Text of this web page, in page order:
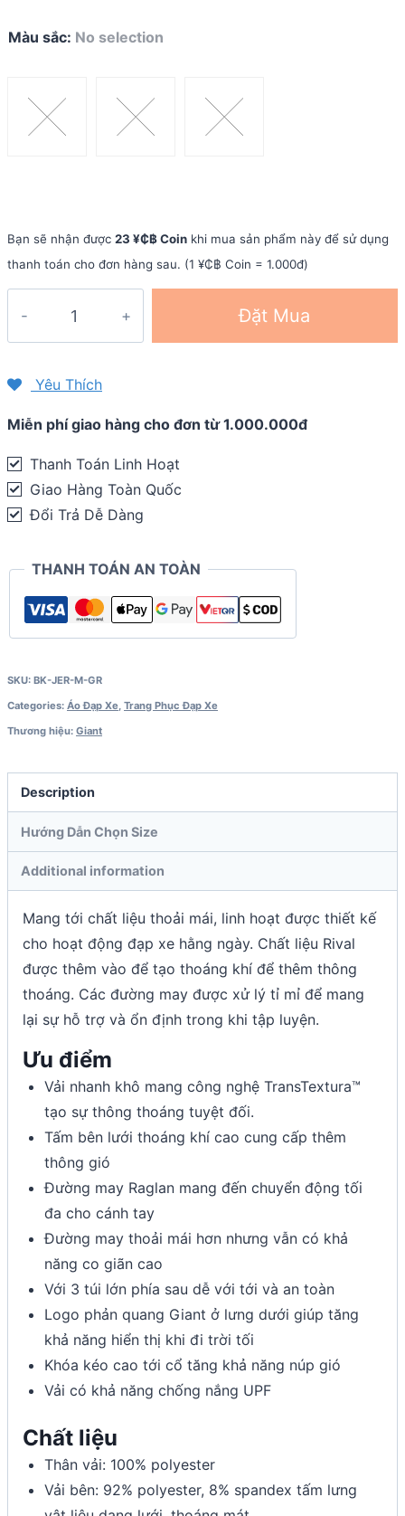
Màu sắc: No selection
Bạn sẽ nhận được 23 ¥₵฿ Coin khi mua sản phẩm này để sử dụng
thanh toán cho đơn hàng sau. (1 ¥₵฿ Coin = 1.000đ)
nam
ngắn
Giant
Jersey
Rival
Đặt Mua
Yêu Thích
Miễn phí giao hàng cho đơn từ 1.000.000đ
Thanh Toán Linh Hoạt
Giao Hàng Toàn Quốc
Đổi Trả Dễ Dàng
THANH TOÁN AN TOÀN
SKU: BK-JER-M-GR
Categories: Áo Đạp Xe, Trang Phục Đạp Xe
Thương hiệu: Giant
Description
Hướng Dẫn Chọn Size
Additional information
Mang tới chất liệu thoải mái, linh hoạt được thiết kế
cho hoạt động đạp xe hằng ngày. Chất liệu Rival
được thêm vào để tạo thoáng khí để thêm thông
thoáng. Các đường may được xử lý tỉ mỉ để mang
lại sự hỗ trợ và ổn định trong khi tập luyện.
Ưu điểm
Vải nhanh khô mang công nghệ TransTextura™
tạo sự thông thoáng tuyệt đối.
Tấm bên lưới thoáng khí cao cung cấp thêm
thông gió
Đường may Raglan mang đến chuyển động tối
đa cho cánh tay
Đường may thoải mái hơn nhưng vẫn có khả
năng co giãn cao
Với 3 túi lớn phía sau dễ với tới và an toàn
Logo phản quang Giant ở lưng dưới giúp tăng
khả năng hiển thị khi đi trời tối
Khóa kéo cao tới cổ tăng khả năng núp gió
Vải có khả năng chống nắng UPF
Chất liệu
Thân vải: 100% polyester
Vải bên: 92% polyester, 8% spandex tấm lưng